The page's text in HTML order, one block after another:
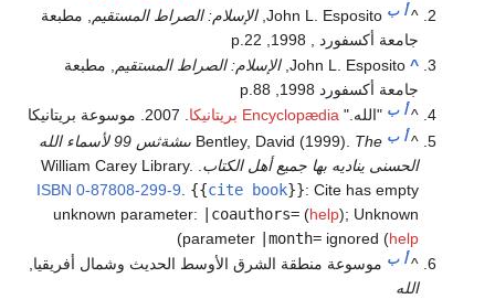
^أ ب John L. Esposito, الإسلام: الصراط المستقيم
, مطبعة
جامعة أكسفورد , 1998, p.22
^
John L. Esposito, الإسلام: الصراط المستقيم
, مطبعة
جامعة أكسفورد 1998, p.88
^أ ب "الله." Encyclopædia بريتانيكا
. 2007. موسوعة بريتانيكا
^أ ب Bentley, David (1999).
The ىىشةثس 99 لأسماء الله
الحسنى يناديه بها جميع أهل الكتاب
ISBN 0-87808-299-9 {{cite book}}:Cite has empty
unknown parameter:
|coauthors= (help); Unknown
parameter
|month= ignored (help
)
^أ ب موسوعة منطقة الشرق الأوسط الحديث وشمال أفريقيا,
الله